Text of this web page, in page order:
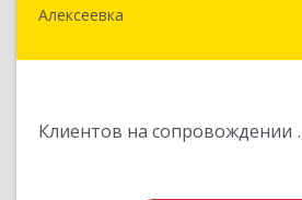
Алексеевка
Клиентов на сопровождении
309850, Белгородская обл,